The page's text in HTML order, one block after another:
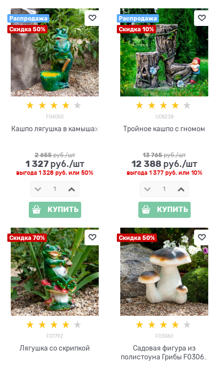
Распродажа
Скидка 50%
F04050
Кашпо лягушка в камышах
2 655 руб./шт
1 327 руб./шт
выгода 1 328 руб. или 50%
КУПИТЬ
Распродажа
Скидка 10%
U08238
Тройное кашпо с гномом
13 765 руб./шт
12 388 руб./шт
выгода 1 377 руб.или 10%
КУПИТЬ
Скидка 70%
F07792
Лягушка со скрипкой
Скидка 50%
F03060
Садовая фигура из
полистоуна Грибы F03060